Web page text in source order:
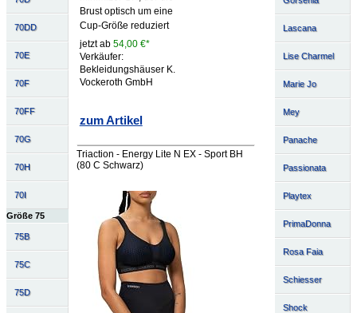
70DD
70E
70F
70FF
70G
70H
70I
Größe 75
75B
75C
75D
Lascana
Lise Charmel
Marie Jo
Mey
Panache
Passionata
Playtex
PrimaDonna
Rosa Faia
Schiesser
Shock
Brust optisch um eine
Cup-Größe reduziert
jetzt ab 54,00 €*
Verkäufer:
Bekleidungshäuser K.
Vockeroth GmbH
zum Artikel
Triaction - Energy Lite N EX - Sport BH
(80 C Schwarz)